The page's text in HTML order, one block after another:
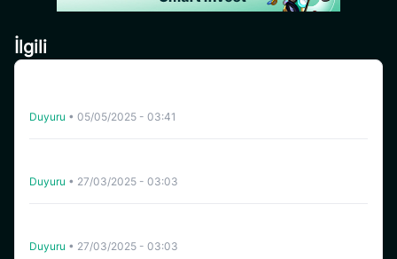
İlgili
Duyuru • 05/05/2025 - 03:41
Duyuru • 27/03/2025 - 03:03
Duyuru • 27/03/2025 - 03:03